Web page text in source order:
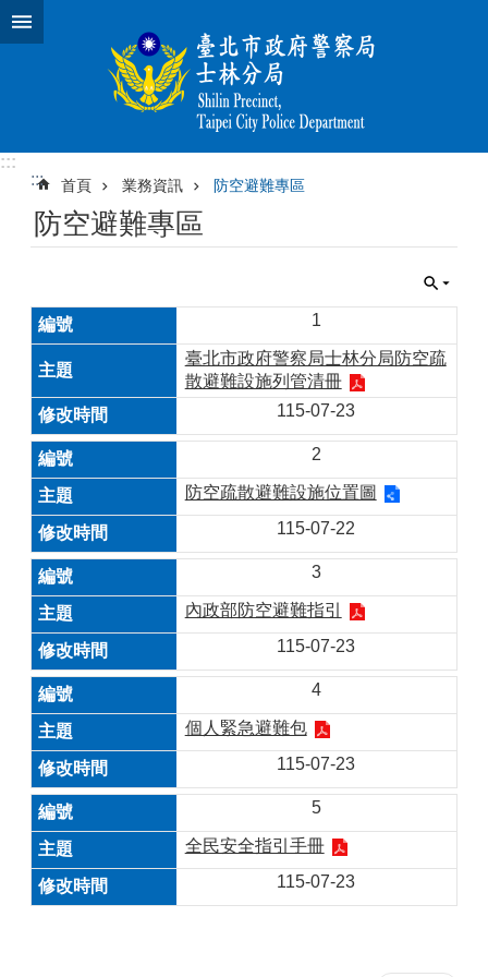
跳到主要內容區塊
:::
:::
首頁 業務資訊 防空避難專區
防空避難專區
1
臺北市政府警察局士林分局防空疏
散避難設施列管清冊
115-07-23
2
防空疏散避難設施位置圖
115-07-22
3
內政部防空避難指引
115-07-23
4
個人緊急避難包
115-07-23
5
全民安全指引手冊
115-07-23